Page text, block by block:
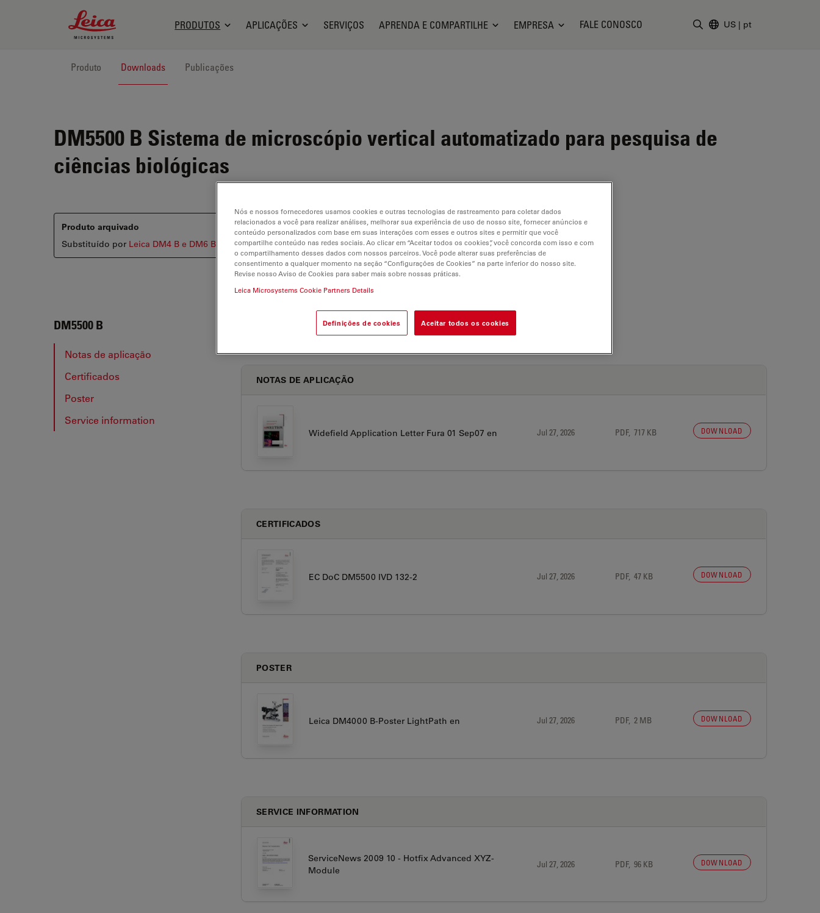
Leica Microsystems Logo
PRODUTOS APLICAÇÕES SERVIÇOS APRENDA E COMPARTILHE EMPRESA FALE CONOSCO US | pt
Produto Downloads Publicações
DM5500 B Sistema de microscópio vertical automatizado para pesquisa de
ciências biológicas
Produto arquivado
Substituído por Leica DM4 B e DM6 B
DM5500 B
Notas de aplicação
Certificados
Poster
Service information
NOTAS DE APLICAÇÃO
Widefield Application Letter Fura 01 Sep07 en Jul 27, 2026 PDF, 717 KB DOWNLOAD
CERTIFICADOS
EC DoC DM5500 IVD 132-2 Jul 27, 2026 PDF, 47 KB DOWNLOAD
POSTER
Leica DM4000 B-Poster LightPath en Jul 27, 2026 PDF, 2 MB DOWNLOAD
SERVICE INFORMATION
ServiceNews 2009 10 - Hotfix Advanced XYZ-
Module
Jul 27, 2026 PDF, 96 KB DOWNLOAD
Nós e nossos fornecedores usamos cookies e outras tecnologias de rastreamento para coletar dados
relacionados a você para realizar análises, melhorar sua experiência de uso de nosso site, fornecer anúncios e
conteúdo personalizados com base em suas interações com esses e outros sites e permitir que você
compartilhe conteúdo nas redes sociais. Ao clicar em “Aceitar todos os cookies”, você concorda com isso e com
o compartilhamento desses dados com nossos parceiros. Você pode alterar suas preferências de
consentimento a qualquer momento na seção “Configurações de Cookies” na parte inferior do nosso site.
Revise nosso Aviso de Cookies para saber mais sobre nossas práticas.
Leica Microsystems Cookie Partners Details
Definições de cookies Aceitar todos os cookies